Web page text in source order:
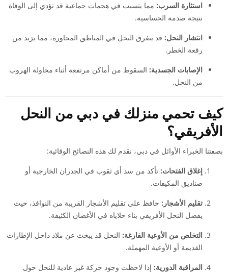
استثارة السرب: مما يتسبب في هجمات جماعية قد تؤدي إلى الوفاة
نتيجة صدمة الحساسية.
انتشار النحل: قد يتفرق النحل في المناطق المجاورة، مما يزيد من
رقعة الخطر.
الإصابات الجسدية: السقوط من أماكن مرتفعة أثناء محاولة الهروب
من النحل.
كيف تحمي منزلك في دبي من النحل
الأفريقي؟
بصفتنا الخبراء الأوائل في دبي، نقدم لك هذه النصائح الوقائية:
إغلاق الفتحات: تأكد من سد أي ثقوب في الجدران الخارجية أو
صناديق المكيفات.
تقليم الأشجار: حافظ على تقليم الأشجار القريبة من النوافذ، حيث
يفضل النحل الأفريقي بناء خلاياه في الأغصان الكثيفة.
التخلص من الأوعية الفارغة: النحل قد يبحث عن ملاذ داخل الإطارات
القديمة أو الأوعية المهملة.
المراقبة الدورية: إذا لاحظت وجود حركة غير عادية للنحل حول